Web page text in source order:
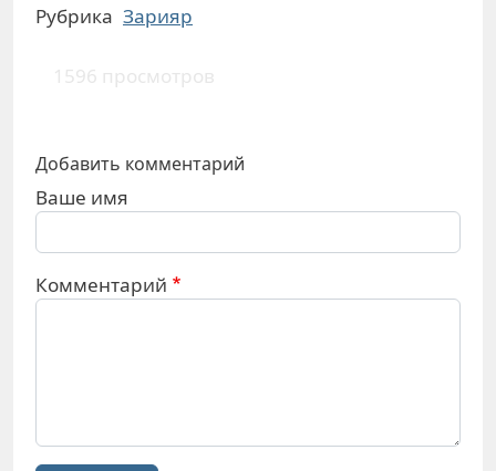
Рубрика Зарияр
1596 просмотров
Добавить комментарий
Ваше имя
Комментарий